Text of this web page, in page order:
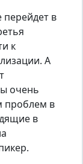
перейдет в
к
А
очень
проблем в
в